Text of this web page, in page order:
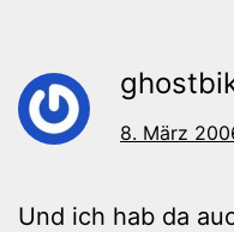
8. März
Und ich hab da